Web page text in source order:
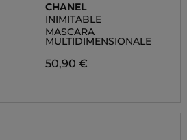
CHANEL
INIMITABLE
MASCARA
MULTIDIMENSIONALE
50,90 €